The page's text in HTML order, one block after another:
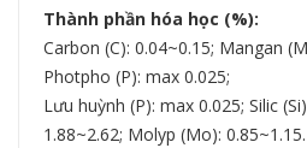
Thành phần hóa học (%):
Carbon (C): 0.04~0.15; Mangan
Photpho (P): max 0.025;
Lưu huỳnh (P): max 0.025; Silic
1.88~2.62; Molyp (Mo): 0.85~1.15.